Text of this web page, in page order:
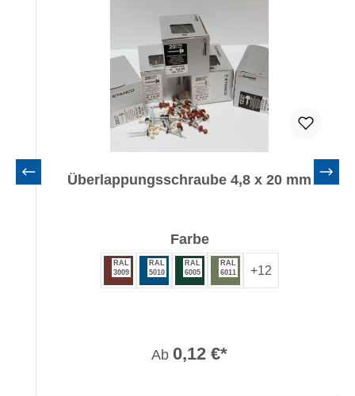
Überlappungsschraube 4,8 x 20 mm
Farbeauswählen
RAL
3009
RAL
5010
RAL
6005
RAL
6011
+12
Ab 0,12 €*